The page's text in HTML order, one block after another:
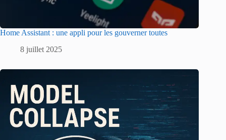
Home Assistant : une appli pour les gouverner toutes
8 juillet 2025